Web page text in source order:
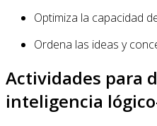
Optimiza la capacidad
Ordena las ideas y
Actividades para
inteligencia